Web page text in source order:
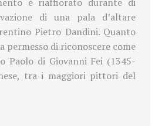
di una pala d’altare
Pietro Dandini. Quanto
permesso di riconoscere come
Paolo di Giovanni Fei (1345-
tra i maggiori pittori del